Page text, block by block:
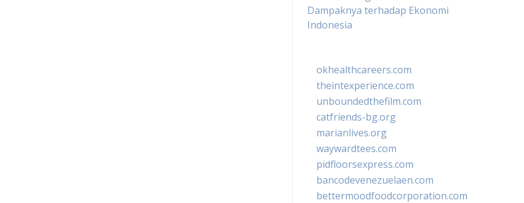
Dampaknya terhadap Ekonomi
Indonesia
okhealthcareers.com
theintexperience.com
unboundedthefilm.com
catfriends-bg.org
marianlives.org
waywardtees.com
pidfloorsexpress.com
bancodevenezuelaen.com
bettermoodfoodcorporation.com